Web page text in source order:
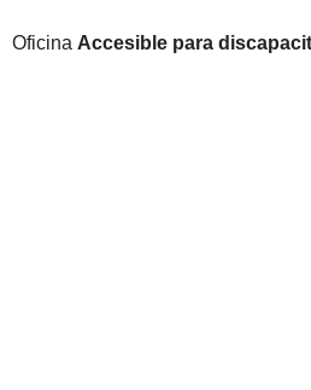
Oficina Accesible para